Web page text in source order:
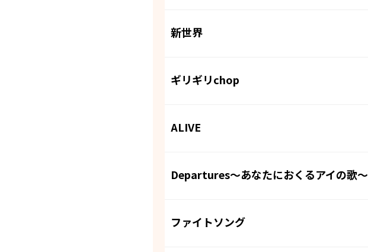
新世界
ギリギリchop
ALIVE
Departures～あなたにおくるアイの歌～
ファイトソング